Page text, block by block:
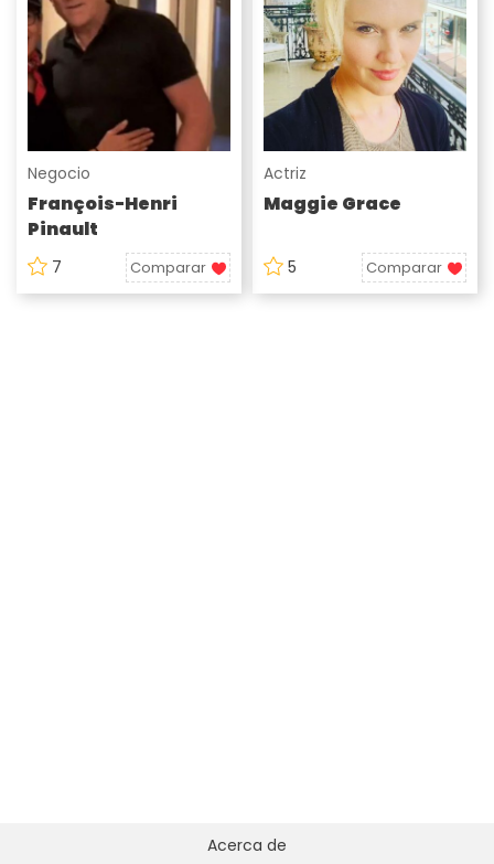
Negocio
François-Henri
Pinault
7 Comparar
Actriz
Maggie Grace
5 Comparar
Acerca de